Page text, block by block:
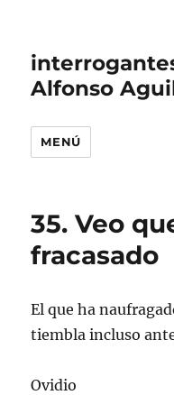
Alfonso
MENÚ
35. Veo
fracasado
El que ha
tiembla incluso
Ovidio